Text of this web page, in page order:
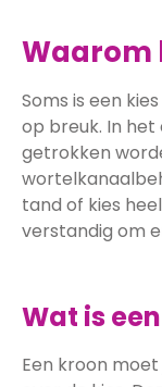
Waarom
Soms is een
op breuk. In
getrokken
tand of kies
verstandig om
Wat is
Een kroon